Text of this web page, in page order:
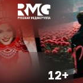
12+